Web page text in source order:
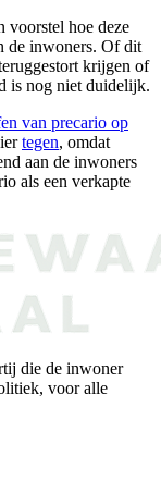
voorstel hoe deze
de inwoners. Of dit
krijgen of
is nog niet duidelijk.
van precario op
tegen, omdat
aan de inwoners
als een verkapte
die de inwoner
voor alle